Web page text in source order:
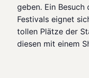
geben. Ein Besuch
Festivals eignet
tollen Plätze der
diesen mit einem